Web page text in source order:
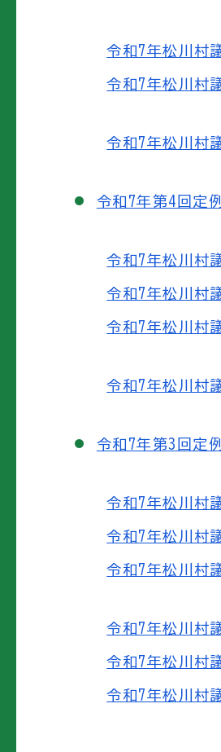
令和7年松川村
令和7年松川村
令和7年松川村
令和7年第4回定
令和7年松川村
令和7年松川村
令和7年松川村
令和7年松川村
令和7年第3回定
令和7年松川村
令和7年松川村
令和7年松川村
令和7年松川村
令和7年松川村
令和7年松川村